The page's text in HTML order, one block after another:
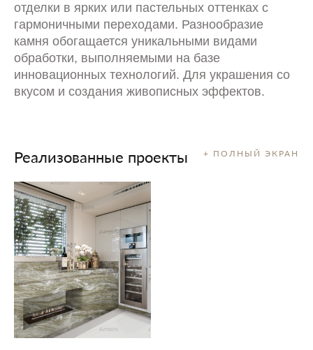
отделки в ярких или пастельных оттенках с
гармоничными переходами. Разнообразие
камня обогащается уникальными видами
обработки, выполняемыми на базе
инновационных технологий. Для украшения со
вкусом и создания живописных эффектов.
+ ПОЛНЫЙ ЭКРАН
Реализованные проекты